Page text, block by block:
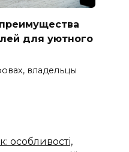
для уютного
владельцы